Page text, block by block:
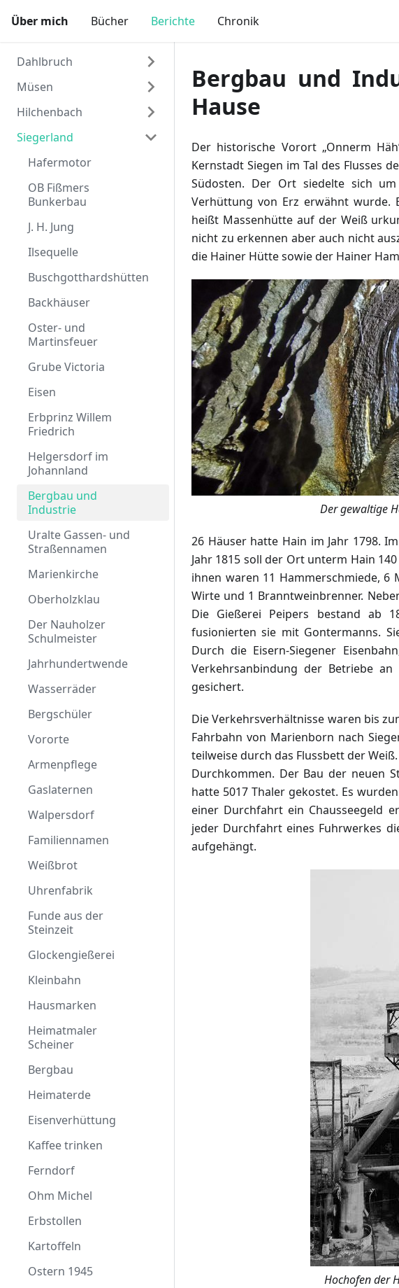
Über mich Bücher Berichte Chronik
Dahlbruch
Meckertier
Drei Töchter
Hütte zum Theater
Eingebung
Letzte Ruhestätte
Original Strack
Gebr. Klein
Panoramabilder
Nachkriegszeit
Hebamme
Letzes Strohdach
Der letzte Hammer
Wasserkraft
Dickste Eiche
Schule Dahlbruch
Krankenhaus
Ofen wärmt Bus
Ohne Sommer
Mönkersch Hus
Soziale Unterschiede
Rudolf Marpe
Müsen
det Juggelche
Kindelsberg
Abschied
1. Schulmeister
Haspelknechte
Brand in Müsen
Schwarzkittel
Hilchenbach
Ginsburg
Kirchengründung
Siegerland
Hafermotor
OB Fißmers
Bunkerbau
J. H. Jung
Ilsequelle
Buschgotthardshütten
Backhäuser
Oster- und
Martinsfeuer
Grube Victoria
Eisen
Erbprinz Willem
Friedrich
Helgersdorf im
Johannland
Bergbau und
Industrie
Uralte Gassen- und
Straßennamen
Marienkirche
Oberholzklau
Der Nauholzer
Schulmeister
Jahrhundertwende
Wasserräder
Bergschüler
Vororte
Armenpflege
Gaslaternen
Walpersdorf
Familiennamen
Weißbrot
Uhrenfabrik
Funde aus der
Steinzeit
Glockengießerei
Kleinbahn
Hausmarken
Heimatmaler
Scheiner
Bergbau
Heimaterde
Eisenverhüttung
Kaffee trinken
Ferndorf
Ohm Michel
Erbstollen
Kartoffeln
Ostern 1945
Bergbau und
Hause
Der historische Vorort „Onnerm
Kernstadt Siegen im Tal des Flusses
Südosten. Der Ort siedelte sich
Verhüttung von Erz erwähnt wurde.
heißt Massenhütte auf der Weiß
nicht zu erkennen aber auch nicht
die Hainer Hütte sowie der Hainer
Der gewaltige
26 Häuser hatte Hain im Jahr 1798.
Jahr 1815 soll der Ort unterm Hain
ihnen waren 11 Hammerschmiede, 6
Wirte und 1 Branntweinbrenner.
Die Gießerei Peipers bestand ab
fusionierten sie mit Gontermanns.
Durch die Eisern-Siegener
Verkehrsanbindung der Betriebe an
gesichert.
Die Verkehrsverhältnisse waren bis
Fahrbahn von Marienborn nach
teilweise durch das Flussbett der
Durchkommen. Der Bau der neuen
hatte 5017 Thaler gekostet. Es
einer Durchfahrt ein Chausseegeld
jeder Durchfahrt eines Fuhrwerkes
aufgehängt.
Hochofen der